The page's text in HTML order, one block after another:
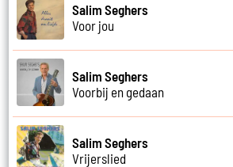
Salim Seghers
Voor jou
Salim Seghers
Voorbij en gedaan
Salim Seghers
Vrijerslied